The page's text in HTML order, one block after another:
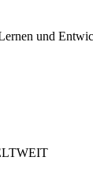
und